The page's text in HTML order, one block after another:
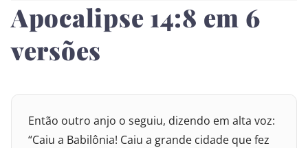
Apocalipse 14:8 em 6
versões
Então outro anjo o seguiu, dizendo em alta voz:
“Caiu a Babilônia! Caiu a grande cidade que fez